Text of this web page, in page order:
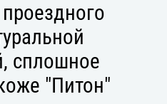
сплошное
"Питон"